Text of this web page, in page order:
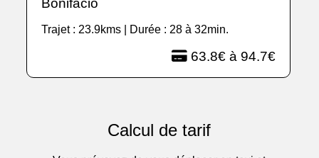
Bonifacio
Trajet : 23.9kms | Durée : 28 à 32min.
63.8€ à 94.7€
Calcul de tarif